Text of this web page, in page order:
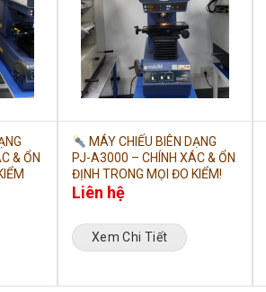
& ỔN
MÁY CHIẾU BIÊN DẠNG
PJ-A3000 – CHÍNH XÁC & ỔN
ĐỊNH TRONG MỌI ĐO KIỂM!
Liên hệ
Xem Chi Tiết